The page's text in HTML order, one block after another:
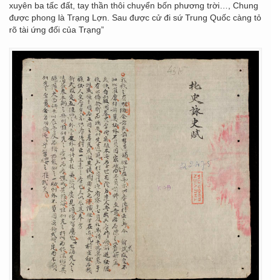
xuyên ba tấc đất, tay thần thôi chuyển bốn phương trời…, Chung
được phong là Trạng Lợn. Sau được cử đi sứ Trung Quốc càng tỏ
rõ tài ứng đối của Trạng”